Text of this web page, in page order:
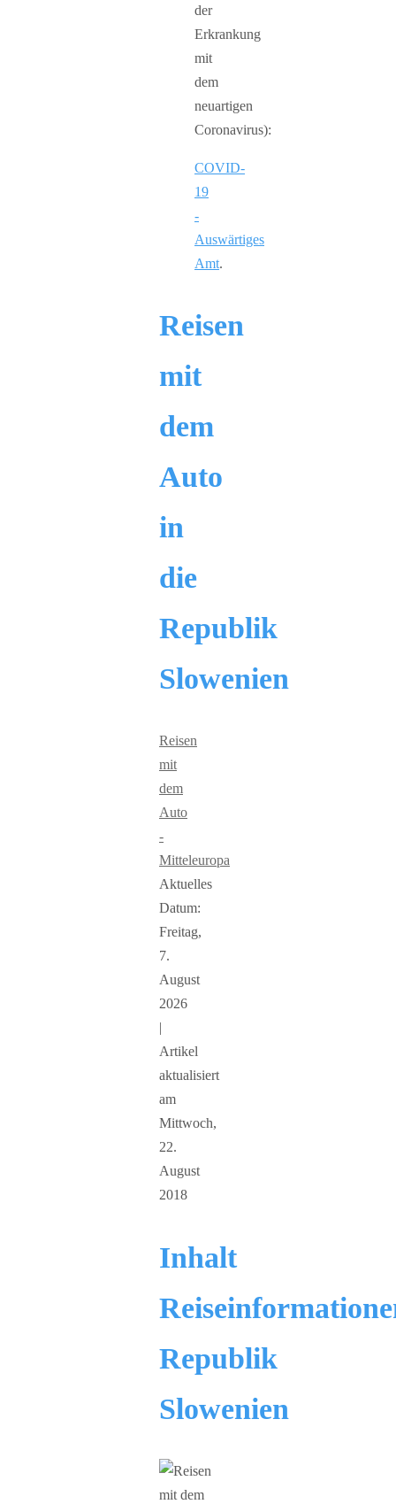
der
Erkrankung
mit
dem
neuartigen
Coronavirus):
COVID-
19
-
Auswärtiges
Amt.
Reisen
mit
dem
Auto
in
die
Republik
Slowenien
Reisen
mit
dem
Auto
-
Mitteleuropa
Aktuelles
Datum:
Freitag,
7.
August
2026
|
Artikel
aktualisiert
am
Mittwoch,
22.
August
2018
Inhalt
Republik
Slowenien